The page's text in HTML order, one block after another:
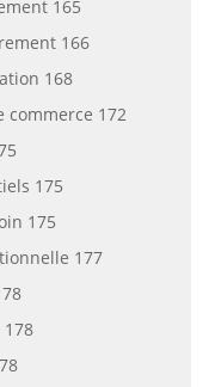
165
166
168
commerce 172
175
175
177